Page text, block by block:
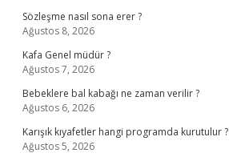
Sözleşme nasıl sona erer ?
Ağustos 8, 2026
Kafa Genel müdür ?
Ağustos 7, 2026
Bebeklere bal kabağı ne zaman verilir ?
Ağustos 6, 2026
Karışık kıyafetler hangi programda kurutulur ?
Ağustos 5, 2026